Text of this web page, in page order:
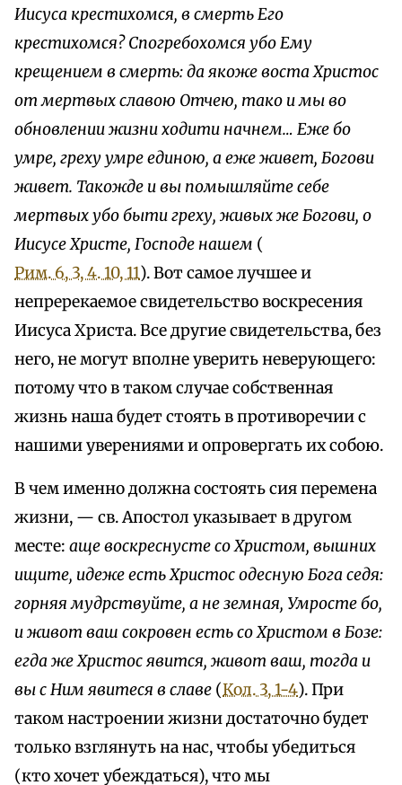
Иисуса крестихомся, в смерть Его
крестихомся? Спогребохомся убо Ему
крещением в смерть: да якоже воста Христос
от мертвых славою Отчею, тако и мы во
обновлении жизни ходити начнем… Еже бо
умре, греху умре единою, а еже живет, Богови
живет. Такожде и вы помышляйте себе
мертвых убо быти греху, живых же Богови, о
Иисусе Христе, Господе нашем (
Рим. 6, 3, 4. 10, 11). Вот самое лучшее и
непререкаемое свидетельство воскресения
Иисуса Христа. Все другие свидетельства, без
него, не могут вполне уверить неверующего:
потому что в таком случае собственная
жизнь наша будет стоять в противоречии с
нашими уверениями и опровергать их собою.
В чем именно должна состоять сия перемена
жизни, — св. Апостол указывает в другом
месте: аще воскреснусте со Христом, вышних
ищите, идеже есть Христос одесную Бога седя:
горняя мудрствуйте, а не земная, Умросте бо,
и живот ваш сокровен есть со Христом в Бозе:
егда же Христос явится, живот ваш, тогда и
вы с Ним явитеся в славе (Кол. 3, 1-4). При
таком настроении жизни достаточно будет
только взглянуть на нас, чтобы убедиться
(кто хочет убеждаться), что мы